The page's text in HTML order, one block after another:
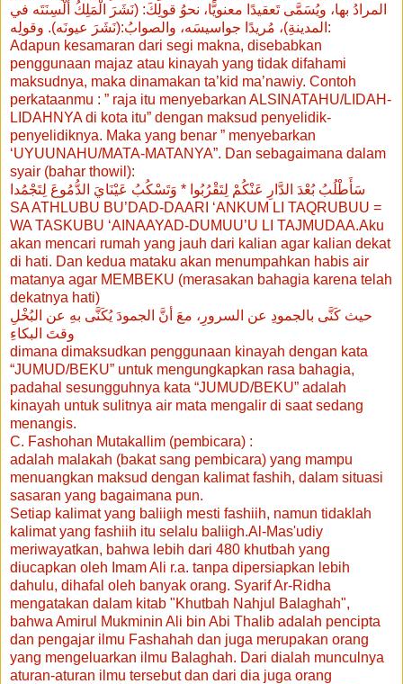
المرادُ بها، ويُسَمَّى تَعقيدًا معنويًّا، نحوُ قولِكَ: (نَشَرَ الْمَلِكُ أَلْسِنَتَه في
المدينةِ)، مُريدًا جواسيسَه، والصوابُ:(نَشَرَ عيونَه). وقولِه:
Adapun kesamaran dari segi makna, disebabkan
penggunaan majaz atau kinayah yang tidak difahami
maksudnya, maka dinamakan ta’kid ma’nawiy. Contoh
perkataanmu : ” raja itu menyebarkan ALSINATAHU/LIDAH-
LIDAHNYA di kota itu” dengan maksud penyelidik-
penyelidiknya. Maka yang benar ” menyebarkan
‘UYUUNAHU/MATA-MATANYA”. Dan sebagaimana dalam
syair (bahar thowil):
سَأَطْلُبُ بُعْدَ الدَّارِ عَنْكُمْ لِتَقْرُبُوا * وَتَسْكُبُ عَيْنَايَ الدُّمُوعَ لِتَجْمُدا
SA ATHLUBU BU’DAD-DAARI ‘ANKUM LI TAQRUBUU =
WA TASKUBU ‘AINAAYAD-DUMUU’U LI TAJMUDAA.Aku
akan mencari rumah yang jauh dari kalian agar kalian dekat
di hati. Dan kedua mataku akan menumpahkan habis air
matanya agar MEMBEKU (merasakan bahagia karena telah
dekatnya hati)
حيث كَنَّى بالجمودِ عن السرورِ، معَ أنَّ الجمودَ يُكَنَّى بهِ عن البُخْلِ
وقتَ البكاءِ
dimana dimaksudkan penggunaan kinayah dengan kata
“JUMUD/BEKU” untuk mengungkapkan rasa bahagia,
padahal sesungguhnya kata “JUMUD/BEKU” adalah
kinayah untuk sulitnya air mata mengalir di saat sedang
menangis.
C. Fashohan Mutakallim (pembicara) :
adalah malakah (bakat sang pembicara) yang mampu
menuangkan maksud dengan kalimat fashih, dalam situasi
sasaran yang bagaimana pun.
Setiap kalimat yang baliigh mesti fashiih, namun tidaklah
kalimat yang fashiih itu selalu baliigh.Al-Mas'udiy
meriwayatkan, bahwa lebih dari 480 khutbah yang
diucapkan oleh Imam Ali r.a. tanpa dipersiapkan lebih
dahulu, dihafal oleh banyak orang. Syarif Ar-Ridha
mengatakan dalam kitab "Khutbah Nahjul Balaghah",
bahwa Amirul Mukminin Ali bin Abi Thalib adalah pencipta
dan pengajar ilmu Fashahah dan juga merupakan orang
yang mengeluarkan ilmu Balaghah. Dari dialah munculnya
aturan-aturan ilmu tersebut dan dari dia juga orang